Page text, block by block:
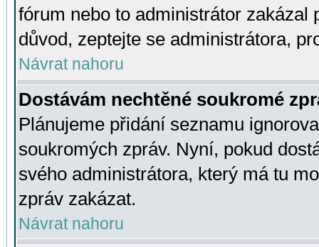
fórum nebo to administrátor zakázal
důvod, zeptejte se administrátora,
Návrat nahoru
Dostávám nechtěné soukromé
Plánujeme přidání seznamu
soukromých zpráv. Nyní, pokud
svého administrátora, který má tu
zpráv zakázat.
Návrat nahoru